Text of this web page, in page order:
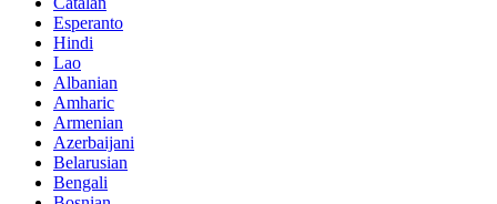
Esperanto
Hindi
Lao
Albanian
Amharic
Armenian
Azerbaijani
Belarusian
Bengali